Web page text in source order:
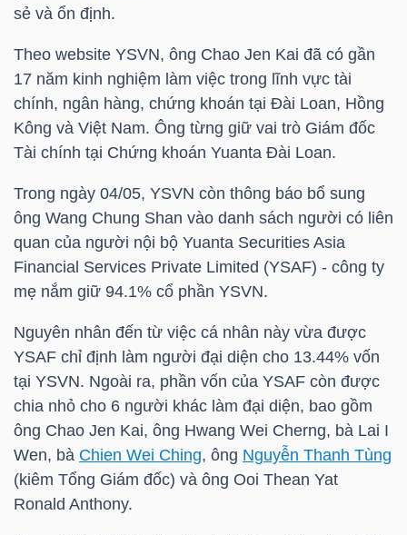
sẻ và ổn định.
Theo website YSVN, ông Chao Jen Kai đã có gần
17 năm kinh nghiệm làm việc trong lĩnh vực tài
chính, ngân hàng, chứng khoán tại Đài Loan, Hồng
Kông và Việt Nam. Ông từng giữ vai trò Giám đốc
Tài chính tại Chứng khoán Yuanta Đài Loan.
Trong ngày 04/05, YSVN còn thông báo bổ sung
ông Wang Chung Shan vào danh sách người có liên
quan của người nội bộ Yuanta Securities Asia
Financial Services Private Limited (YSAF) - công ty
mẹ nắm giữ 94.1% cổ phần YSVN.
Nguyên nhân đến từ việc cá nhân này vừa được
YSAF chỉ định làm người đại diện cho 13.44% vốn
tại YSVN. Ngoài ra, phần vốn của YSAF còn được
chia nhỏ cho 6 người khác làm đại diện, bao gồm
ông Chao Jen Kai, ông Hwang Wei Cherng, bà Lai I
Wen, bà Chien Wei Ching, ông Nguyễn Thanh Tùng
(kiêm Tổng Giám đốc) và ông Ooi Thean Yat
Ronald Anthony.
TẾ
THẾ
DƯƠNG
TÀI
CHÍNH
NHÂN